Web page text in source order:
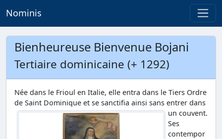
Nominis
Bienheureuse Bienvenue Bojani
Tertiaire dominicaine (+ 1292)
Née dans le Frioul en Italie, elle entra dans le Tiers Ordre
de Saint Dominique et se sanctifia ainsi sans entrer dans
un couvent.
Ses
contempor